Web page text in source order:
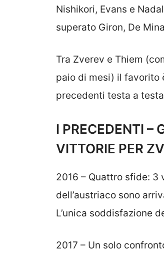
Nishikori, Evans e
superato Giron, De
Tra Zverev e Thiem
paio di mesi) il favorito
precedenti testa a
I PRECEDENTI –
VITTORIE PER
2016 – Quattro sfide: 3
dell’austriaco sono
L’unica soddisfazione
2017 – Un solo